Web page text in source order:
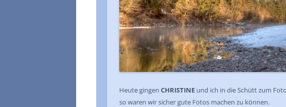
Heute gingen CHRISTINE und ich in die Schütt zum
so waren wir sicher gute Fotos machen zu können.